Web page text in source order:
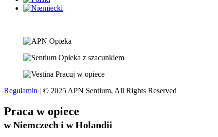
Regulamin | © 2025 APN Sentium, All Rights Reserved
Praca w opiece
w Niemczech i w Holandii